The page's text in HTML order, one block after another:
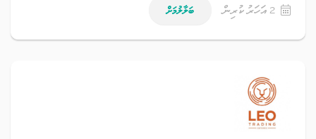
2 އަހަރު ކުރިން ބަލާލުމަށް